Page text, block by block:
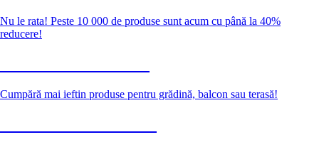
Nu le rata! Peste 10 000 de produse sunt acum cu până la 40%
reducere!
Cumpără mai ieftin produse pentru grădină, balcon sau terasă!